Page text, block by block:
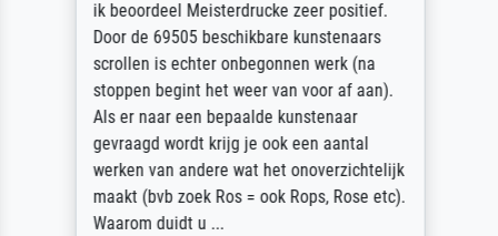
ik beoordeel Meisterdrucke zeer positief.
Door de 69505 beschikbare kunstenaars
scrollen is echter onbegonnen werk (na
stoppen begint het weer van voor af aan).
Als er naar een bepaalde kunstenaar
gevraagd wordt krijg je ook een aantal
werken van andere wat het onoverzichtelijk
maakt (bvb zoek Ros = ook Rops, Rose etc).
Waarom duidt u ...